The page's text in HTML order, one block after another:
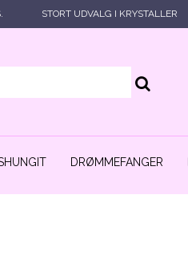
STORT UDVALG I KRYSTALLER
DRØMMEFANGER